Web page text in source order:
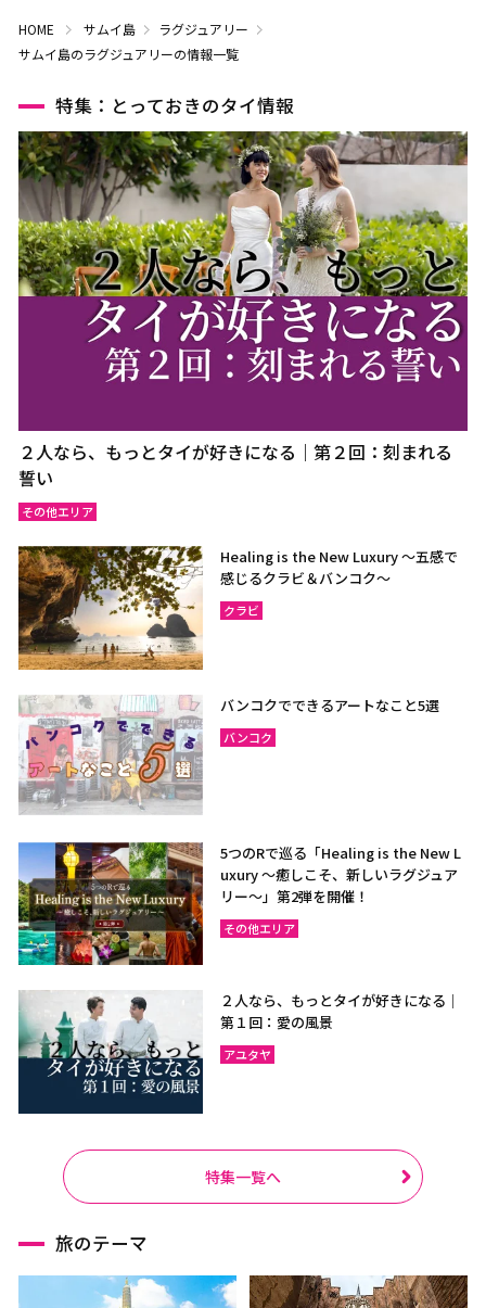
HOME サムイ島
ラグジュアリー
サムイ島のラグジュアリーの情報一覧
特集：とっておきのタイ情報
２人なら、もっとタイが好きになる｜第２回：刻まれる
誓い
その他エリア
Healing is the New Luxury ～五感で
感じるクラビ＆バンコク～
クラビ
バンコクでできるアートなこと5選
バンコク
5つのRで巡る「Healing is the New L
uxury ～癒しこそ、新しいラグジュア
リー〜」第2弾を開催！
その他エリア
２人なら、もっとタイが好きになる｜
第１回：愛の風景
アユタヤ
特集一覧へ
旅のテーマ